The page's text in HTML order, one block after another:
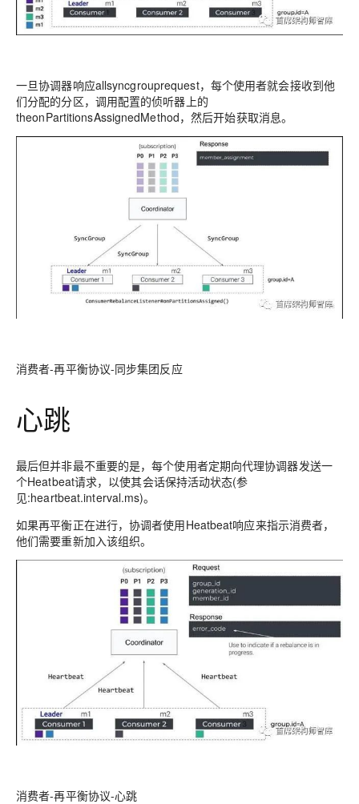
一旦协调器响应allsyncgrouprequest，每个使用者就会接收到他
们分配的分区，调用配置的侦听器上的
theonPartitionsAssignedMethod，然后开始获取消息。
消费者-再平衡协议-同步集团反应
心跳
最后但并非最不重要的是，每个使用者定期向代理协调器发送一
个Heatbeat请求，以使其会话保持活动状态(参
见:heartbeat.interval.ms)。
如果再平衡正在进行，协调者使用Heatbeat响应来指示消费者，
他们需要重新加入该组织。
消费者-再平衡协议-心跳